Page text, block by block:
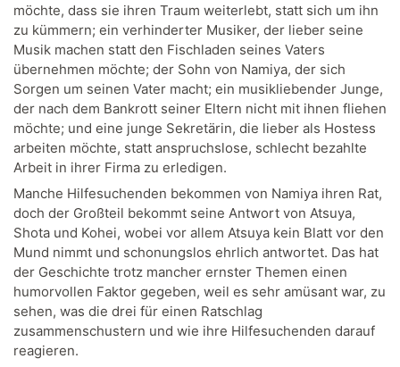
möchte, dass sie ihren Traum weiterlebt, statt sich um ihn
zu kümmern; ein verhinderter Musiker, der lieber seine
Musik machen statt den Fischladen seines Vaters
übernehmen möchte; der Sohn von Namiya, der sich
Sorgen um seinen Vater macht; ein musikliebender Junge,
der nach dem Bankrott seiner Eltern nicht mit ihnen fliehen
möchte; und eine junge Sekretärin, die lieber als Hostess
arbeiten möchte, statt anspruchslose, schlecht bezahlte
Arbeit in ihrer Firma zu erledigen.
Manche Hilfesuchenden bekommen von Namiya ihren Rat,
doch der Großteil bekommt seine Antwort von Atsuya,
Shota und Kohei, wobei vor allem Atsuya kein Blatt vor den
Mund nimmt und schonungslos ehrlich antwortet. Das hat
der Geschichte trotz mancher ernster Themen einen
humorvollen Faktor gegeben, weil es sehr amüsant war, zu
sehen, was die drei für einen Ratschlag
zusammenschustern und wie ihre Hilfesuchenden darauf
reagieren.